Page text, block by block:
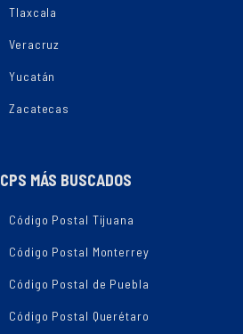
Tlaxcala
Veracruz
Yucatán
Zacatecas
CPS MÁS BUSCADOS
Código Postal Tijuana
Código Postal Monterrey
Código Postal de Puebla
Código Postal Querétaro